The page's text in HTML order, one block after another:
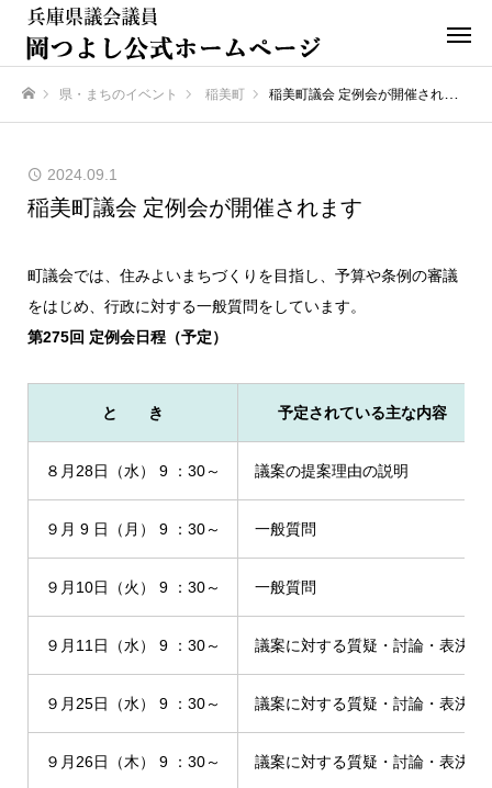
県・まちのイベント 稲美町 稲美町議会 定例会が開催されます
2024.09.1
稲美町議会 定例会が開催されます
町議会では、住みよいまちづくりを目指し、予算や条例の審議
をはじめ、行政に対する一般質問をしています。
第275回 定例会日程（予定）
と き 予定されている主な内容
８月28日（水） 9 ：30～ 議案の提案理由の説明
９月 9 日（月） 9 ：30～ 一般質問
９月10日（火） 9 ：30～ 一般質問
９月11日（水） 9 ：30～ 議案に対する質疑・討論・表決
９月25日（水） 9 ：30～ 議案に対する質疑・討論・表決
９月26日（木） 9 ：30～ 議案に対する質疑・討論・表決